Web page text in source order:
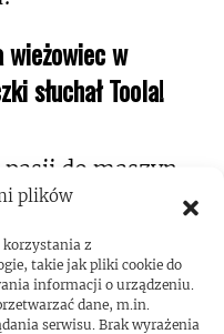
plików
korzystania z
takie jak pliki cookie do
informacji o urządzeniu.
dane, m.in.
serwisu. Brak wyrażenia
wieżowiec w
słuchał Toola!
do maszyn